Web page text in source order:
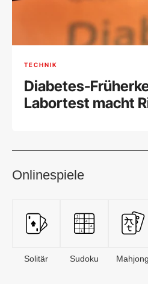
TECHNIK
Diabetes-
Labortest macht
Onlinespiele
Solitär Sudoku Mahjong